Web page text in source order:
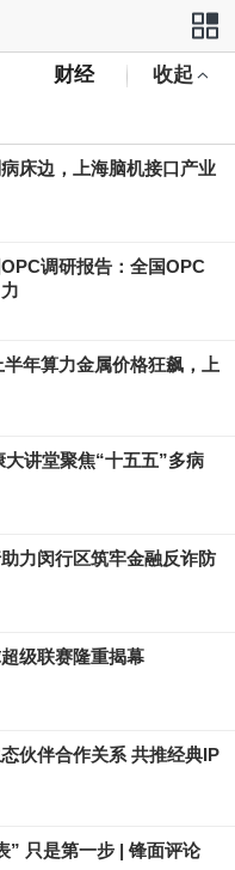
站导航
财经
收起
床边，上海脑机接口产业
调研报告：全国OPC
年算力金属价格狂飙，上
讲堂聚焦“十五五”多病
力闵行区筑牢金融反诈防
级联赛隆重揭幕
伙伴合作关系 共推经典IP
” 只是第一步 | 锋面评论